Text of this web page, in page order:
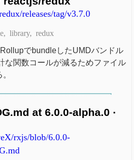
releases/tag/v3.7.0
library redux
でbundleしたUMDバンドル
な関数コールが減るためファイル
at 6.0.0-alpha.0 ·
rxjs/blob/6.0.0-